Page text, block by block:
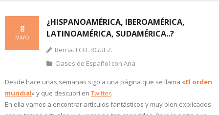
¿HISPANOAMÉRICA, IBEROAMÉRICA,
LATINOAMÉRICA, SUDAMÉRICA..?
8
MAYO
Berna. FCO. RGUEZ.
Clases de Español con Ana
Desde hace unas semanas sigo a una página que se llama «El orden
mundial» y que descubrí en Twitter.
En ella vamos a encontrar artículos fantásticos y muy bien explicados